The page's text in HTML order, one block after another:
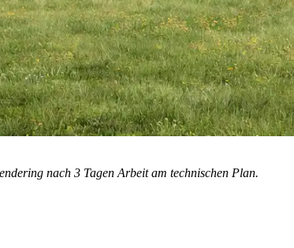
nach 3 Tagen Arbeit am technischen Plan.